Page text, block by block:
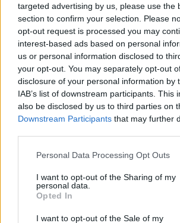
targeted advertising by us, please use the
section to confirm your selection. Please
opt-out request is processed you may
interest-based ads based on personal
us or personal information disclosed to
your opt-out. You may separately opt-out
disclosure of your personal information by
IAB’s list of downstream participants. This
also be disclosed by us to third parties on
Downstream Participants that may further
Please note that this website/app uses one
not limited to your visit or usage behaviour.
grant or deny consent to Google and its
use your data for below specified purposes
consent section.
Personal Data Processing Opt Outs
I want to opt-out of the Sharing of my
personal data.
Opted In
I want to opt-out of the Sale of my
κεφαλαιακών ανισορροπιών»,
ότι η επόμενη κίνηση της
πρέπει να είναι η μείωση του
ΗΠΑ στο 3% του ΑΕΠ της χώρας.
Ακολουθήστε τοinsider.gr στο Google
πρώτοι όλες τιςειδήσειςαπό την Ελλάδα